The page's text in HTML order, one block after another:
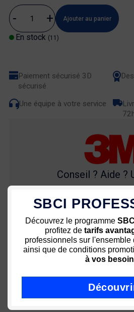
En savoir plus sur la
Ajouter au panier
En stock (11)
Paiement sécurisé 3D
sécurisé
Une équipe à votre service
Conseil ? Aide ?
03 80 35 53
SBCI
Découvrez le programme
profitez de tarifs
professionnels sur l'ensemble
ainsi que de conditions
à vos